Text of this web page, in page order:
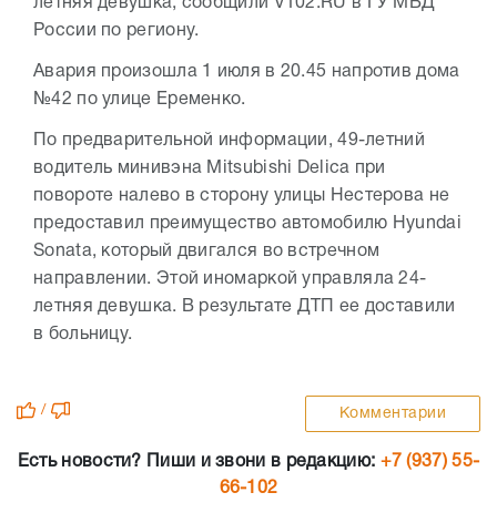
России по региону.
Авария произошла 1 июля в 20.45 напротив дома
№42 по улице Еременко.
По предварительной информации, 49-летний
водитель минивэна Mitsubishi Delica при
повороте налево в сторону улицы Нестерова не
предоставил преимущество автомобилю Hyundai
Sonata, который двигался во встречном
направлении. Этой иномаркой управляла 24-
летняя девушка. В результате ДТП ее доставили
в больницу.
/ Комментарии
Есть новости? Пиши и звони в редакцию: +7 (937) 55-
66-102